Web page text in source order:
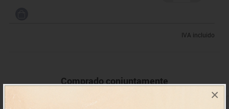
×
IVA incluido
Comprado conjuntamente